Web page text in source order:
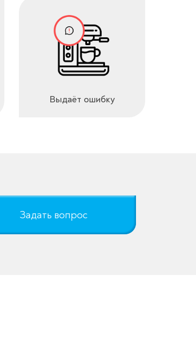
Выдаёт ошибку
Задать вопрос